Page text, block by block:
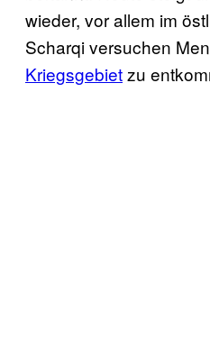
wieder, vor allem im
Scharqi versuchen
Kriegsgebietzu